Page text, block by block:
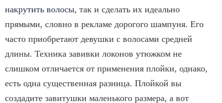
накрутить волосы, так и сделать их идеально
прямыми, словно в рекламе дорогого шампуня. Его
часто приобретают девушки с волосами средней
длины. Техника завивки локонов утюжком не
слишком отличается от применения плойки, однако,
есть одна существенная разница. Плойкой вы
создадите завитушки маленького размера, а вот